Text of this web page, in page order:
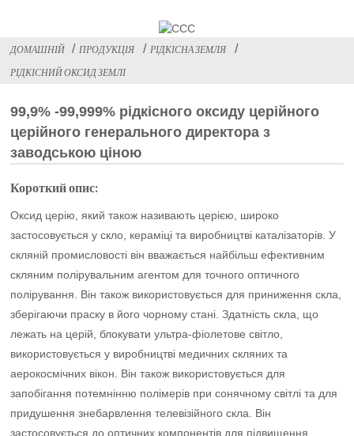
ДОМАШНІЙ ПРОДУКЦІЯ
РІДКІСНА ЗЕМЛЯ
РІДКІСНИЙ ОКСИД ЗЕМЛІ
99,9% -99,999% рідкісного оксиду церійного
церійного генерального директора з
заводською ціною
Короткий опис:
Оксид церію, який також називають церією, широко
застосовується у скло, кераміці та виробництві каталізаторів. У
скляній промисловості він вважається найбільш ефективним
скляним полірувальним агентом для точного оптичного
полірування. Він також використовується для приниження скла,
зберігаючи праску в його чорному стані. Здатність скла, що
лежать на церій, блокувати ультра-фіолетове світло,
використовується у виробництві медичних скляних та
аерокосмічних вікон. Він також використовується для
запобігання потемнінню полімерів при сонячному світлі та для
придушення знебарвлення телевізійного скла. Він
застосовується до оптичних компонентів для підвищення